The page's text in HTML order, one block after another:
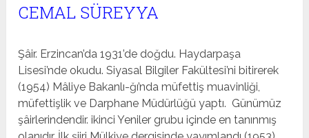
CEMAL SÜREYYA
Şâir. Erzincan’da 1931’de doğdu. Haydarpaşa
Lisesi’nde okudu. Siyasal Bilgiler Fakültesi’ni bitirerek
(1954) Mâliye Bakanlı-ğı’nda müfettiş muavinliği,
müfettişlik ve Darphane Müdür­lüğü yaptı. Günümüz
şâirlerindendir. ikinci Yeniler grubu içinde en tanınmış